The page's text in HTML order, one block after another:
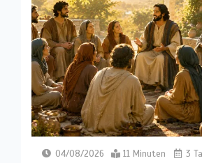
04/08/2026 11 Minuten 3